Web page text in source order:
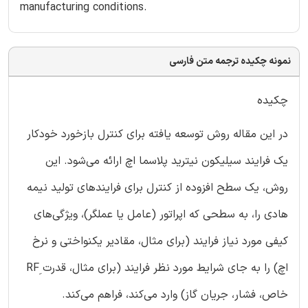
manufacturing conditions.
نمونه چکیده ترجمه متن فارسی
چکیده
در این مقاله روش توسعه یافته برای کنترل بازخورد خودکار
یک فرایند سیلیکون نیترید پلاسما اچ ارائه می‌شود. این
روش، یک سطح افزوده از کنترل برای فرایندهای تولید نیمه
هادی را، به سطحی که اپراتور (عامل یا عملگر)، ویژگی‌های
کیفی مورد نیاز فرایند (برای مثال، مقادیر یکنواختی و نرخ
اچ) را به جای شرایط مورد نظر فرایند (برای مثال، قدرت RFِ
خاص، فشار، جریان گاز) وارد می‌کند، فراهم می‌کند.